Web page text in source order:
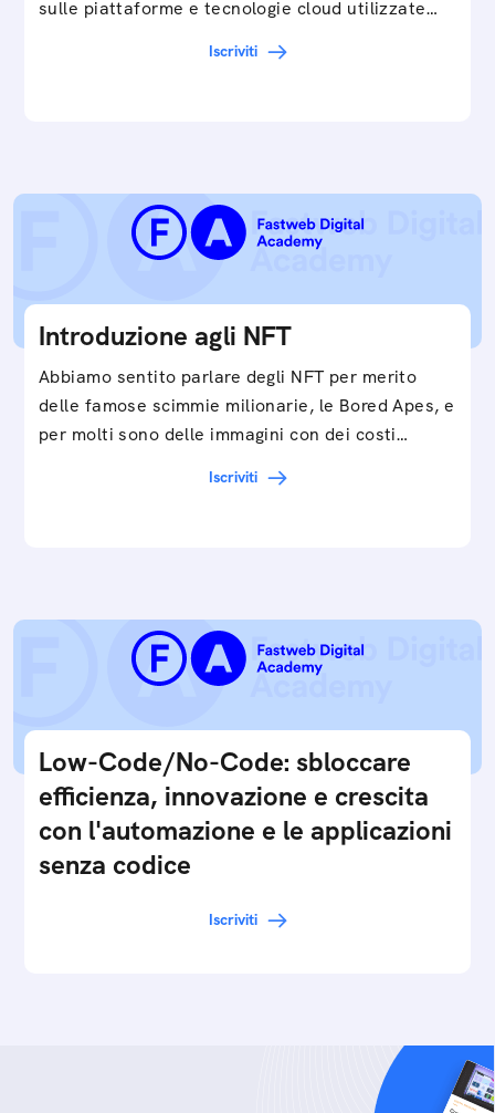
sulle piattaforme e tecnologie cloud utilizzate
Iscriviti
Introduzione agli NFT
Abbiamo sentito parlare degli NFT per merito
delle famose scimmie milionarie, le Bored Apes, e
per molti sono delle immagini con dei costi…
Iscriviti
Low-Code/No-Code: sbloccare
efficienza, innovazione e crescita
con l'automazione e le applicazioni
senza codice
Iscriviti